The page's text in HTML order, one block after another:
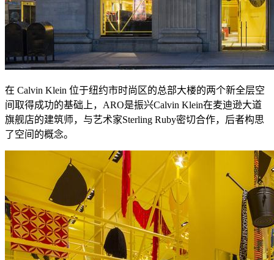
在 Calvin Klein 位于纽约市时尚区的总部大楼的两个新全层空
间取得成功的基础上，ARO是振兴Calvin Klein在麦迪逊大道
旗舰店的建筑师，与艺术家Sterling Ruby密切合作，后者构思
了空间的概念。